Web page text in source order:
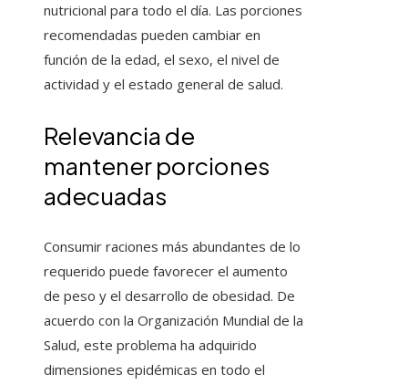
nutricional para todo el día. Las porciones
recomendadas pueden cambiar en
función de la edad, el sexo, el nivel de
actividad y el estado general de salud.
Relevancia de
mantener porciones
adecuadas
Consumir raciones más abundantes de lo
requerido puede favorecer el aumento
de peso y el desarrollo de obesidad. De
acuerdo con la Organización Mundial de la
Salud, este problema ha adquirido
dimensiones epidémicas en todo el